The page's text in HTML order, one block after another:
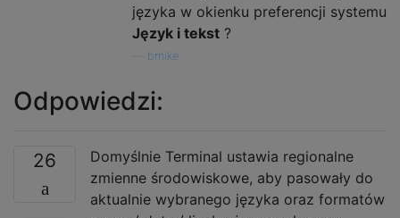
języka w okienku preferencji systemu
Język i tekst ?
bmike
Odpowiedzi:
26
Domyślnie Terminal ustawia regionalne
zmienne środowiskowe, aby pasowały do ​​
aktualnie wybranego języka oraz formatów